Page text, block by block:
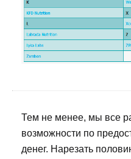
Тем не менее, мы все
возможности по
денег. Нарезать